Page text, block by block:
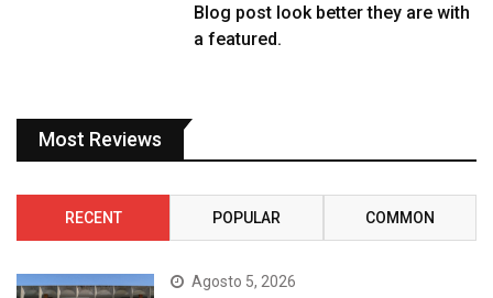
Blog post look better they are with
a featured.
Most Reviews
RECENT POPULAR COMMON
Agosto 5, 2026